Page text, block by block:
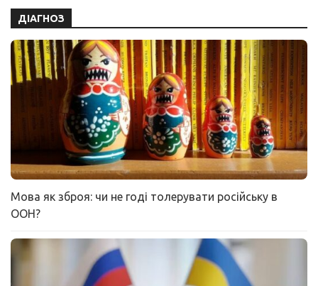
ДІАГНОЗ
Мова як зброя: чи не годі толерувати російську в
ООН?